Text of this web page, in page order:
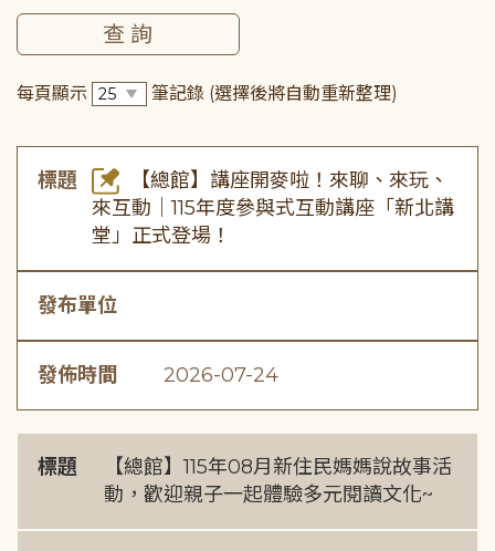
每頁顯示 筆記錄 (選擇後將自動重新整理)
標題
【總館】講座開麥啦！來聊、來玩、
來互動｜115年度參與式互動講座「新北講
堂」正式登場！
發布單位
發佈時間 2026-07-24
標題
【總館】115年08月新住民媽媽說故事活
動，歡迎親子一起體驗多元閱讀文化~